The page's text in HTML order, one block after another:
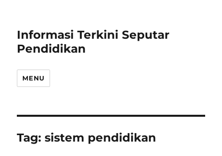
Informasi Terkini Seputar
Pendidikan
MENU
Tag:sistem pendidikan